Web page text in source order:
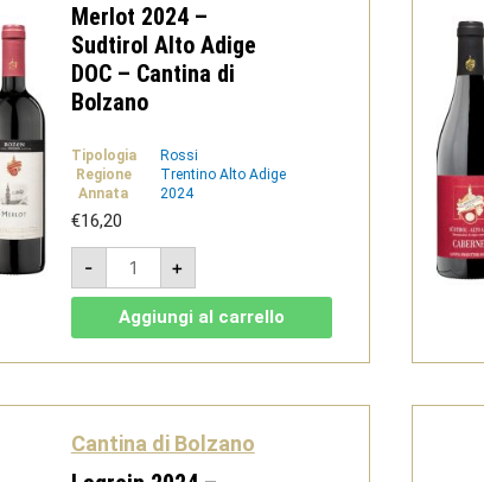
Merlot 2024 –
Sudtirol Alto Adige
DOC – Cantina di
Bolzano
Tipologia
Rossi
Regione
Trentino Alto Adige
Annata
2024
€16,20
-
Merlot
2024
-
Sudtirol
Alto
Adige
DOC
Bolzano
quantità
+
Aggiungi al carrello
Cantina di Bolzano